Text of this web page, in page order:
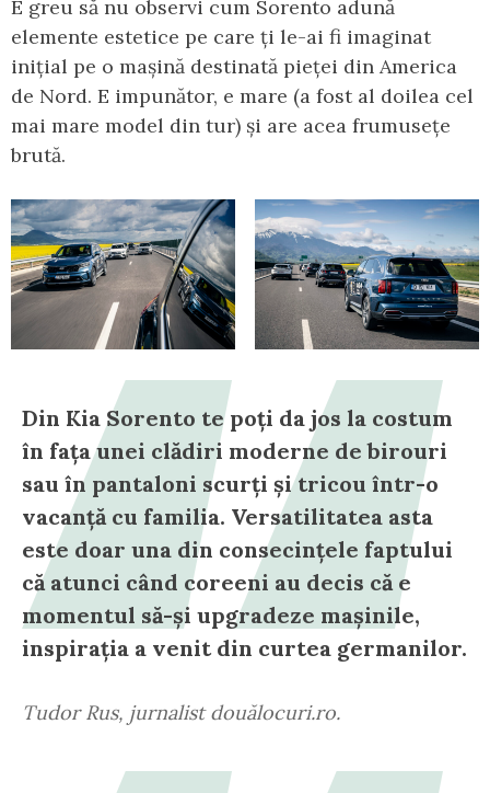
E greu să nu observi cum Sorento adună
elemente estetice pe care ți le-ai fi imaginat
inițial pe o mașină destinată pieței din America
de Nord. E impunător, e mare (a fost al doilea cel
mai mare model din tur) și are acea frumusețe
brută.
Din Kia Sorento te poți da jos la costum
în fața unei clădiri moderne de birouri
sau în pantaloni scurți și tricou într-o
vacanță cu familia. Versatilitatea asta
este doar una din consecințele faptului
că atunci când coreeni au decis că e
momentul să-și upgradeze mașinile,
inspirația a venit din curtea germanilor.
Tudor Rus, jurnalist douălocuri.ro.